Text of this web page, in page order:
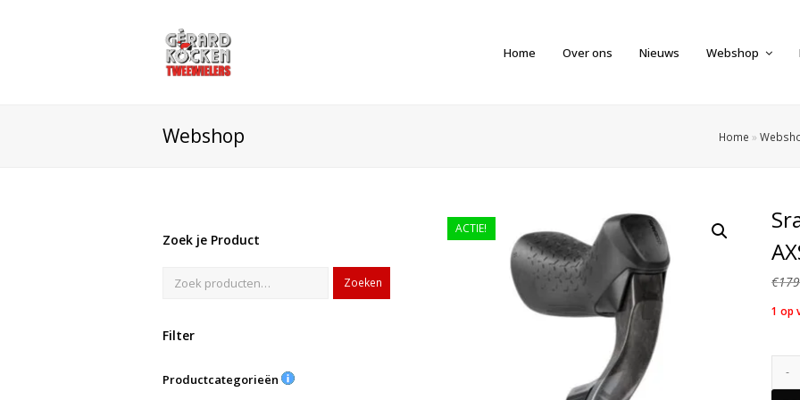
Home Over ons Nieuws Webshop
Webshop Home »
Zoek je Product
Zoeken
Filter
Productcategorieën
ACTIE!
€
1 op